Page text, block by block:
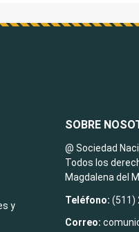
y
SOBRE
@ Sociedad
Todos los
Magdalena del
Teléfono: (511)
Correo: